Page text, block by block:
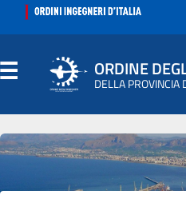
ORDINE
DELLA PROVINCIA
ORDINE
SEGRETERIA